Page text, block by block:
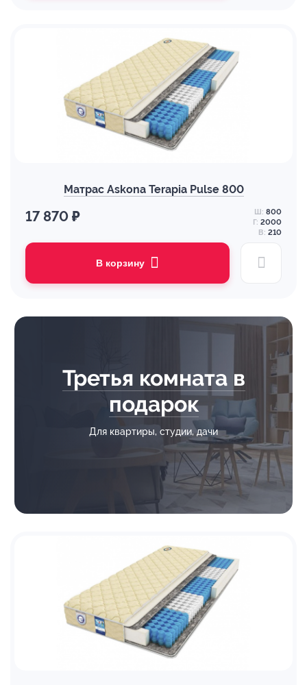
Матрас Askona Terapia Pulse 800
17 870 ₽ Ш: 800
Г: 2000
В: 210
В корзину
Третья комната в
подарок
Для квартиры, студии, дачи